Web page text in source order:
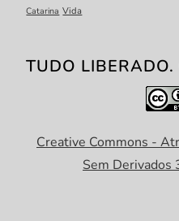
Catarina Vida
TUDO
Creative Commons -
Sem Derivados